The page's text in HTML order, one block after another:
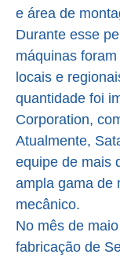
e área de
Durante esse
máquinas
locais e
quantidade foi
Corporation,
Atualmente,
equipe de mais
ampla gama de
mecânico.
No mês de
fabricação de